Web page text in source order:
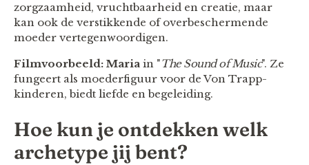
zorgzaamheid, vruchtbaarheid en creatie, maar
kan ook de verstikkende of overbeschermende
moeder vertegenwoordigen.
Filmvoorbeeld: Maria in "The Sound of Music". Ze
fungeert als moederfiguur voor de Von Trapp-
kinderen, biedt liefde en begeleiding.
Hoe kun je ontdekken welk
archetype jij bent?